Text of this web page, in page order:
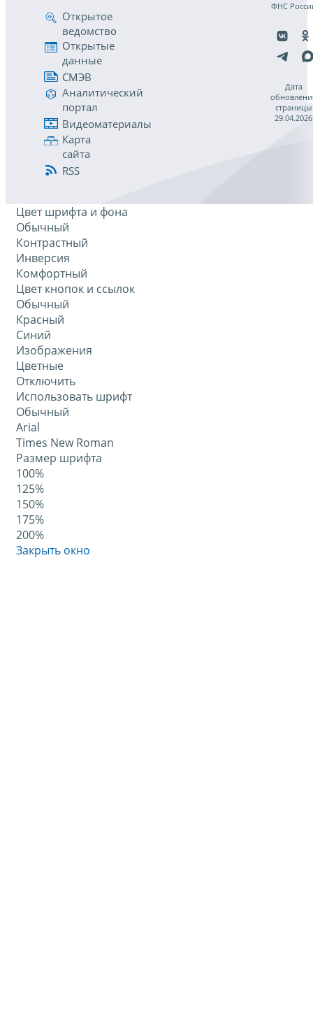
Открытое
ведомство
Открытые
данные
СМЭВ
Аналитический
портал
Видеоматериалы
Карта
сайта
RSS
ФНС
Дата
страницы
29.04.2026
Цвет шрифта и фона
Обычный
Контрастный
Инверсия
Комфортный
Цвет кнопок и ссылок
Обычный
Красный
Синий
Изображения
Цветные
Отключить
Использовать шрифт
Обычный
Arial
Times New Roman
Размер шрифта
100%
125%
150%
175%
200%
Закрыть окно